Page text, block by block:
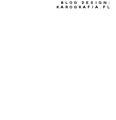
BLOG DESIGN:
KAROGRAFIA.PL